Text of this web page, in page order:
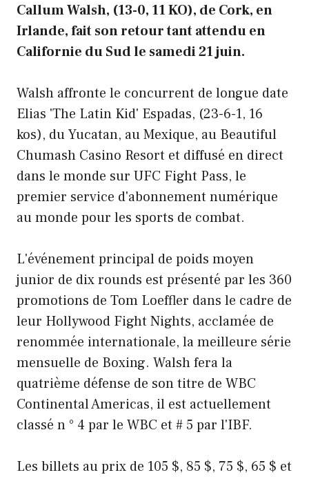
Callum Walsh, (13-0, 11 KO), de Cork, en
Irlande, fait son retour tant attendu en
Californie du Sud le samedi 21 juin.
Walsh affronte le concurrent de longue date
Elias 'The Latin Kid' Espadas, (23-6-1, 16
kos), du Yucatan, au Mexique, au Beautiful
Chumash Casino Resort et diffusé en direct
dans le monde sur UFC Fight Pass, le
premier service d'abonnement numérique
au monde pour les sports de combat.
L'événement principal de poids moyen
junior de dix rounds est présenté par les 360
promotions de Tom Loeffler dans le cadre de
leur Hollywood Fight Nights, acclamée de
renommée internationale, la meilleure série
mensuelle de Boxing. Walsh fera la
quatrième défense de son titre de WBC
Continental Americas, il est actuellement
classé n ° 4 par le WBC et # 5 par l'IBF.
Les billets au prix de 105 $, 85 $, 75 $, 65 $ et